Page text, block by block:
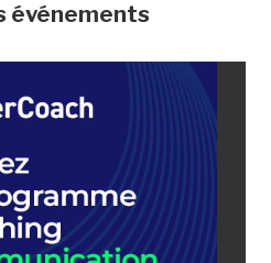
événements